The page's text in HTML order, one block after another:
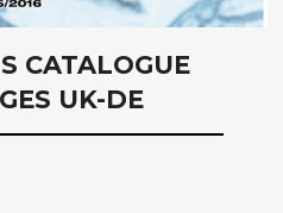
CATALOGUE
UK-DE